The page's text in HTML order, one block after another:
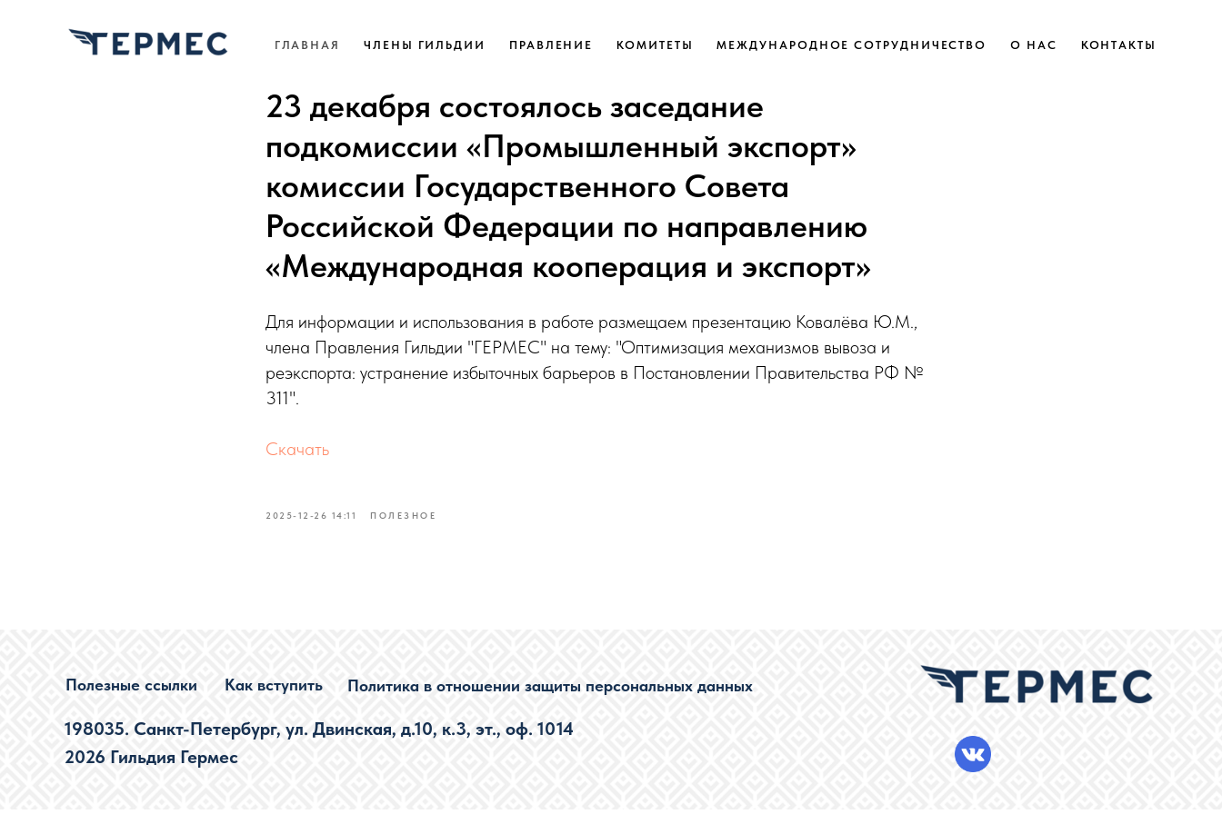
ГЛАВНАЯ ЧЛЕНЫ ГИЛЬДИИ ПРАВЛЕНИЕ КОМИТЕТЫ МЕЖДУНАРОДНОЕ СОТРУДНИЧЕСТВО О НАС КОНТАКТЫ
23 декабря состоялось заседание
подкомиссии «Промышленный экспорт»
комиссии Государственного Совета
Российской Федерации по направлению
«Международная кооперация и экспорт»
Для информации и использования в работе размещаем презентацию Ковалёва Ю.М.,
члена Правления Гильдии "ГЕРМЕС" на тему: "Оптимизация механизмов вывоза и
реэкспорта: устранение избыточных барьеров в Постановлении Правительства РФ №
311".
Скачать
2025-12-26 14:11 ПОЛЕЗНОЕ
198035. Санкт-Петербург, ул. Двинская, д.10, к.3, эт., оф. 1014
2026 Гильдия Гермес
Полезные ссылки Как вступить Политика в отношении защиты персональных данных